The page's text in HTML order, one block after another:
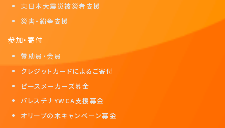
東日本大震災被災者支援
災害・紛争支援
参加・寄付
賛助員・会員
クレジットカードによるご寄付
ピースメーカーズ募金
パレスチナYWCA支援募金
オリーブの木キャンペーン募金